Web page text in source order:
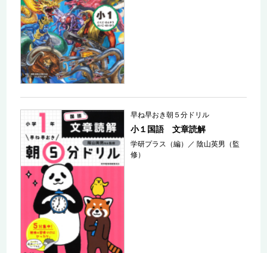
早ね早おき朝５分ドリル
小１国語 文章読解
学研プラス（編） ／陰山英男（監
修）